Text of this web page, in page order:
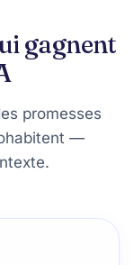
gagnent
promesses
—